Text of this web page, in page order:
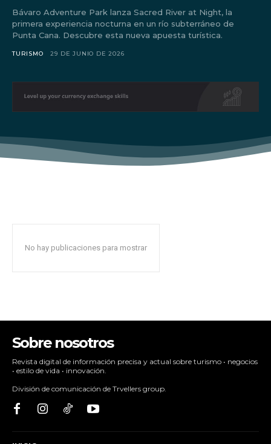
out!
Bávaro Adventure Park lanza Sacred River at Night, la
primera experiencia nocturna en un río subterráneo de
Punta Cana. Descubre esta nueva apuesta turística.
TURISMO 29 DE JUNIO DE 2026
No hay publicaciones para mostrar
Sobre nosotros
Revista digital de información precisa y actual sobre turismo • negocios
• estilo de vida • innovación.
División de comunicación de Trvellers group.